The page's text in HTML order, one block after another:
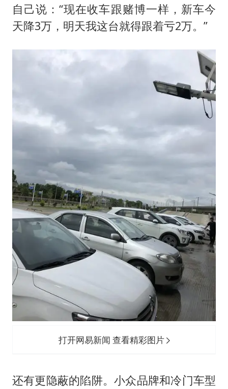
自己说：“现在收车跟赌博一样，新车今
天降3万，明天我这台就得跟着亏2万。”
打开网易新闻 查看精彩图片
还有更隐蔽的陷阱。小众品牌和冷门车型